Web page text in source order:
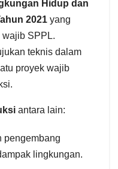
Hidup dan
2021 yang
wajib SPPL.
teknis dalam
proyek wajib
antara lain:
pengembang
lingkungan.